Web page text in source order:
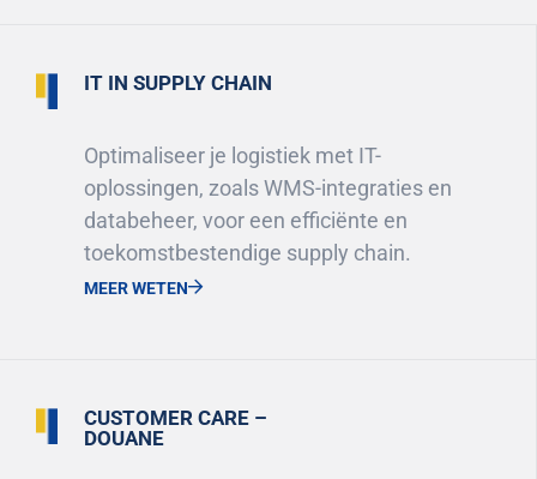
IT IN SUPPLY CHAIN
Optimaliseer je logistiek met IT-
oplossingen, zoals WMS-integraties en
databeheer, voor een efficiënte en
toekomstbestendige supply chain.
MEER WETEN
CUSTOMER CARE –
DOUANE